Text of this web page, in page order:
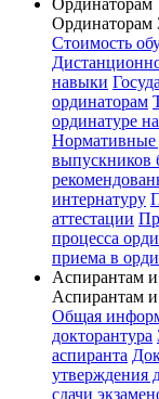
Ординаторам
Ординаторам
Стоимость
навыки
ординаторам
ординатуре
Нормативные
выпускников
интернатуру
аттестации
процесса
приема в
Аспирантам
Аспирантам
Общая
докторантура
аспиранта
утверждения
сдачи